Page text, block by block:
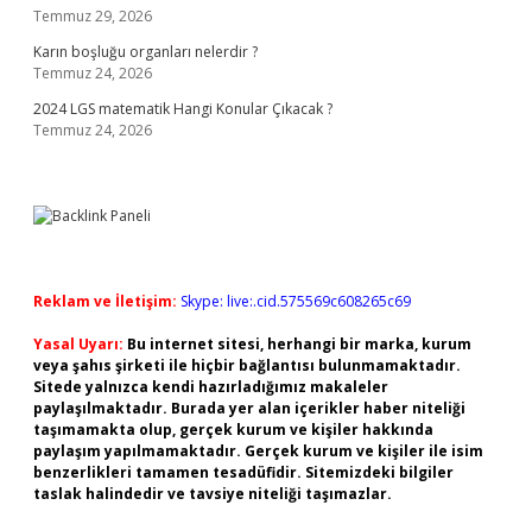
Temmuz 29, 2026
Karın boşluğu organları nelerdir ?
Temmuz 24, 2026
2024 LGS matematik Hangi Konular Çıkacak ?
Temmuz 24, 2026
Reklam ve İletişim: Skype: live:.cid.575569c608265c69
Yasal Uyarı: Bu internet sitesi, herhangi bir marka, kurum
veya şahıs şirketi ile hiçbir bağlantısı bulunmamaktadır.
Sitede yalnızca kendi hazırladığımız makaleler
paylaşılmaktadır. Burada yer alan içerikler haber niteliği
taşımamakta olup, gerçek kurum ve kişiler hakkında
paylaşım yapılmamaktadır. Gerçek kurum ve kişiler ile isim
benzerlikleri tamamen tesadüfidir. Sitemizdeki bilgiler
taslak halindedir ve tavsiye niteliği taşımazlar.